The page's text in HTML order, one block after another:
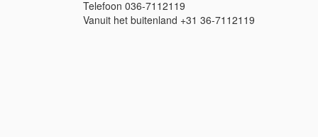
Telefoon 036-7112119
Vanuit het buitenland +31 36-7112119